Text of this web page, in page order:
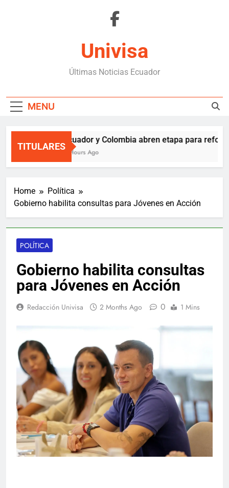
Univisa
Últimas Noticias Ecuador
MENU
TITULARES
Ecuador y Colombia abren etapa para
2 Hours Ago
Home
Política
Gobierno habilita consultas para Jóvenes en Acción
POLÍTICA
Gobierno habilita consultas
para Jóvenes en Acción
Redacción Univisa 2 Months Ago 0 1 Mins